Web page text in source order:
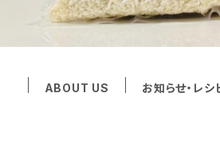
ABOUT US お知らせ・レシ